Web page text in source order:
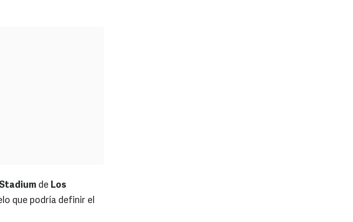
de Los
que podría definir el